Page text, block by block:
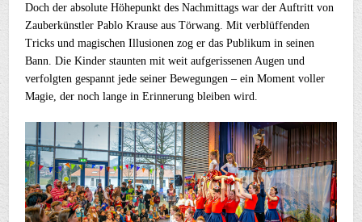
Doch der absolute Höhepunkt des Nachmittags war der Auftritt von
Zauberkünstler Pablo Krause aus Törwang. Mit verblüffenden
Tricks und magischen Illusionen zog er das Publikum in seinen
Bann. Die Kinder staunten mit weit aufgerissenen Augen und
verfolgten gespannt jede seiner Bewegungen – ein Moment voller
Magie, der noch lange in Erinnerung bleiben wird.